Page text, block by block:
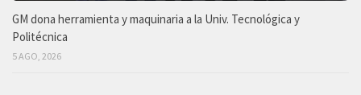
GM dona herramienta y maquinaria a la Univ. Tecnológica y
Politécnica
5 AGO, 2026